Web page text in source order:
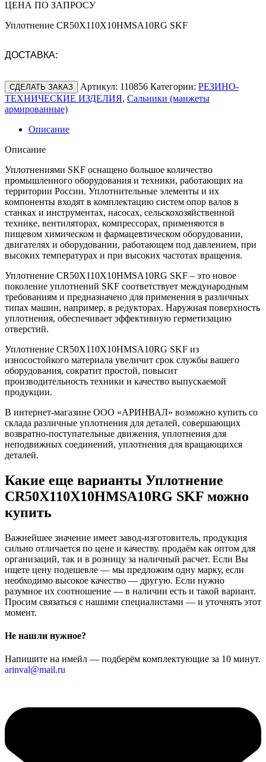
ЦЕНА ПО ЗАПРОСУ
Уплотнение CR50X110X10HMSA10RG SKF
ДОСТАВКА:
СДЕЛАТЬ ЗАКАЗ Артикул: 110856 Категории: РЕЗИНО-
ТЕХНИЧЕСКИЕ ИЗДЕЛИЯ, Сальники (манжеты
армированные)
Описание
Описание
Уплотнениями SKF оснащено большое количество
промышленного оборудования и техники, работающих на
территории России. Уплотнительные элементы и их
компоненты входят в комплектацию систем опор валов в
станках и инструментах, насосах, сельскохозяйственной
технике, вентиляторах, компрессорах, применяются в
пищевом химическом и фармацевтическом оборудовании,
двигателях и оборудовании, работающем под давлением, при
высоких температурах и при высоких частотах вращения.
Уплотнение CR50X110X10HMSA10RG SKF – это новое
поколение уплотнений SKF соответствует международным
требованиям и предназначено для применения в различных
типах машин, например, в редукторах. Наружная поверхность
уплотнения, обеспечивает эффективную герметизацию
отверстий.
Уплотнение CR50X110X10HMSA10RG SKF из
износостойкого материала увеличит срок службы вашего
оборудования, сократит простой, повысит
производительность техники и качество выпускаемой
продукции.
В интернет-магазине ООО «АРИНВАЛ» возможно купить со
склада различные уплотнения для деталей, совершающих
возвратно-поступательные движения, уплотнения для
неподвижных соединений, уплотнения для вращающихся
деталей.
Какие еще варианты Уплотнение
CR50X110X10HMSA10RG SKF можно
купить
Важнейшее значение имеет завод-изготовитель, продукция
сильно отличается по цене и качеству. продаём как оптом для
организаций, так и в розницу за наличный расчет. Если Вы
ищете цену подешевле — мы предложим одну марку, если
необходимо высокое качество — другую. Если нужно
разумное их соотношение — в наличии есть и такой вариант.
Просим связаться с нашими специалистами — и уточнять этот
момент.
Не нашли нужное?
Напишите на имейл — подберём комплектующие за 10 минут.
arinval@mail.ru